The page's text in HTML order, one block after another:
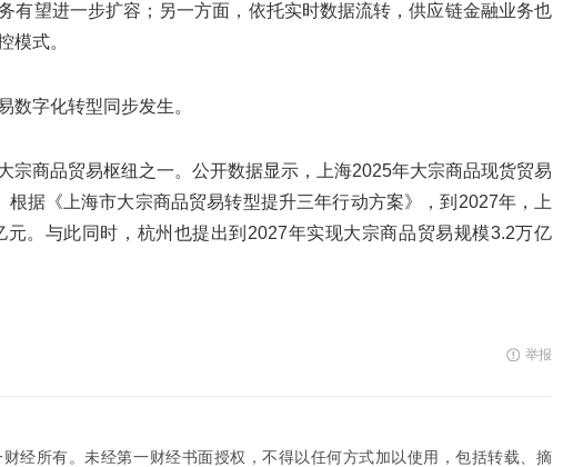
有望进一步扩容；另一方面，依托实时数据流转，供应链金融业务也
模式。
数字化转型同步发生。
宗商品贸易枢纽之一。公开数据显示，上海2025年大宗商品现货贸易
据《上海市大宗商品贸易转型提升三年行动方案》，到2027年，上
。与此同时，杭州也提出到2027年实现大宗商品贸易规模3.2万亿
举报
经所有。未经第一财经书面授权，不得以任何方式加以使用，包括转载、摘